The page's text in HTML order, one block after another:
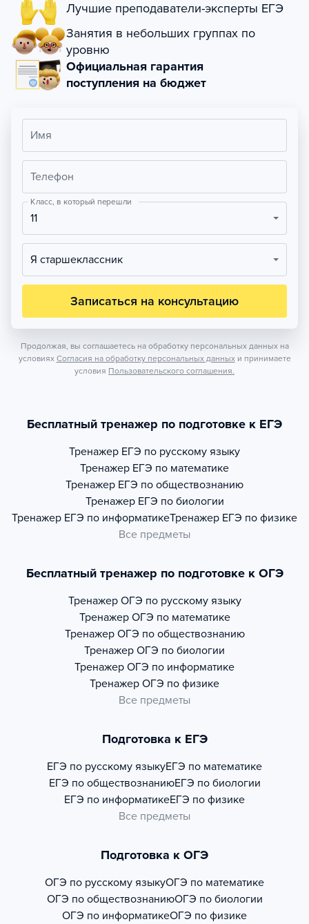
Лучшие преподаватели-эксперты ЕГЭ
Занятия в небольших группах по
уровню
Официальная гарантия
поступления на бюджет
Имя
Телефон
Класс, в который перешли
11
Я старшеклассник
Записаться на консультацию
Продолжая, вы соглашаетесь на обработку персональных данных на
условиях Согласия на обработку персональных данных и принимаете
условия Пользовательского соглашения.
Бесплатный тренажер по подготовке к ЕГЭ
Тренажер ЕГЭ по русскому языку
Тренажер ЕГЭ по математике
Тренажер ЕГЭ по обществознанию
Тренажер ЕГЭ по биологии
Тренажер ЕГЭ по информатикеТренажер ЕГЭ по физике
Все предметы
Бесплатный тренажер по подготовке к ОГЭ
Тренажер ОГЭ по русскому языку
Тренажер ОГЭ по математике
Тренажер ОГЭ по обществознанию
Тренажер ОГЭ по биологии
Тренажер ОГЭ по информатике
Тренажер ОГЭ по физике
Все предметы
Подготовка к ЕГЭ
ЕГЭ по русскому языкуЕГЭ по математике
ЕГЭ по обществознаниюЕГЭ по биологии
ЕГЭ по информатикеЕГЭ по физике
Все предметы
Подготовка к ОГЭ
ОГЭ по русскому языкуОГЭ по математике
ОГЭ по обществознаниюОГЭ по биологии
ОГЭ по информатикеОГЭ по физике